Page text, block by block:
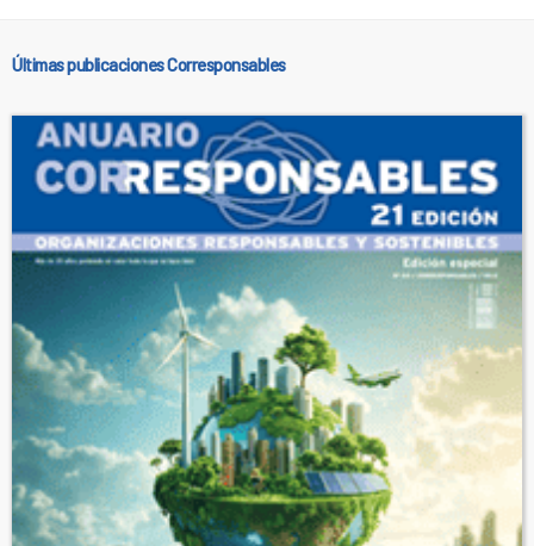
Últimas publicaciones Corresponsables